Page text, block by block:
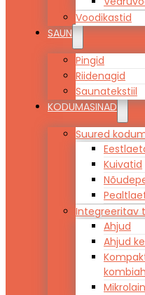
Voodikastid
SAUN
Pingid
Riidenagid
Saunatekstiil
KODUMASINAD
Suured
Kuivatid
Integreeritav
Ahjud
Ahjud